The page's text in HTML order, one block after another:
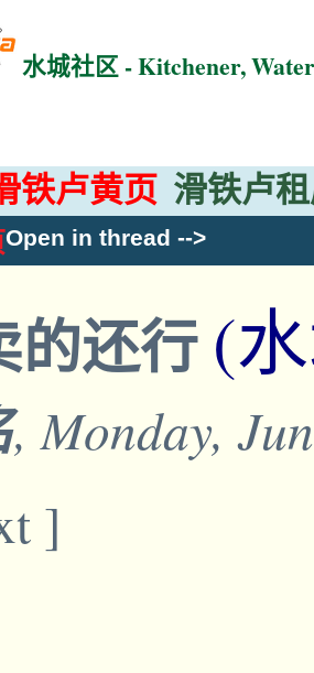
水城社区 - Kitchener,
铁卢黄页 滑铁卢
Open in thread -->
的还行 (
, Monday,
]